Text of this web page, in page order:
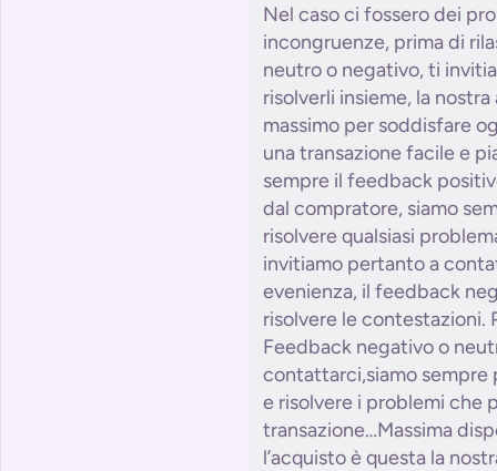
Nel caso ci fossero dei
incongruenze, prima di
neutro o negativo, ti
risolverli insieme, la
massimo per soddisfare
una transazione facile e
sempre il feedback
dal compratore, siamo
risolvere qualsiasi
invitiamo pertanto a
evenienza, il feedback
risolvere le contestazioni.
Feedback negativo o
contattarci,siamo sempre
e risolvere i problemi che
transazione…Massima
l’acquisto è questa la